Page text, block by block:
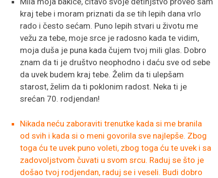
kraj tebe i moram priznati da se tih lepih dana vrlo
rado i često sećam. Puno lepih stvari u životu me
vežu za tebe, moje srce je radosno kada te vidim,
moja duša je puna kada čujem tvoj mili glas. Dobro
znam da ti je društvo neophodno i daću sve od sebe
da uvek budem kraj tebe. Želim da ti ulepšam
starost, želim da ti poklonim radost. Neka ti je
srećan 70. rodjendan!
Nikada neću zaboraviti trenutke kada si me branila
od svih i kada si o meni govorila sve najlepše. Zbog
toga ću te uvek puno voleti, zbog toga ću te uvek i sa
zadovoljstvom čuvati u svom srcu. Raduj se što je
došao tvoj rodjendan, raduj se i veseli. Budi dobro